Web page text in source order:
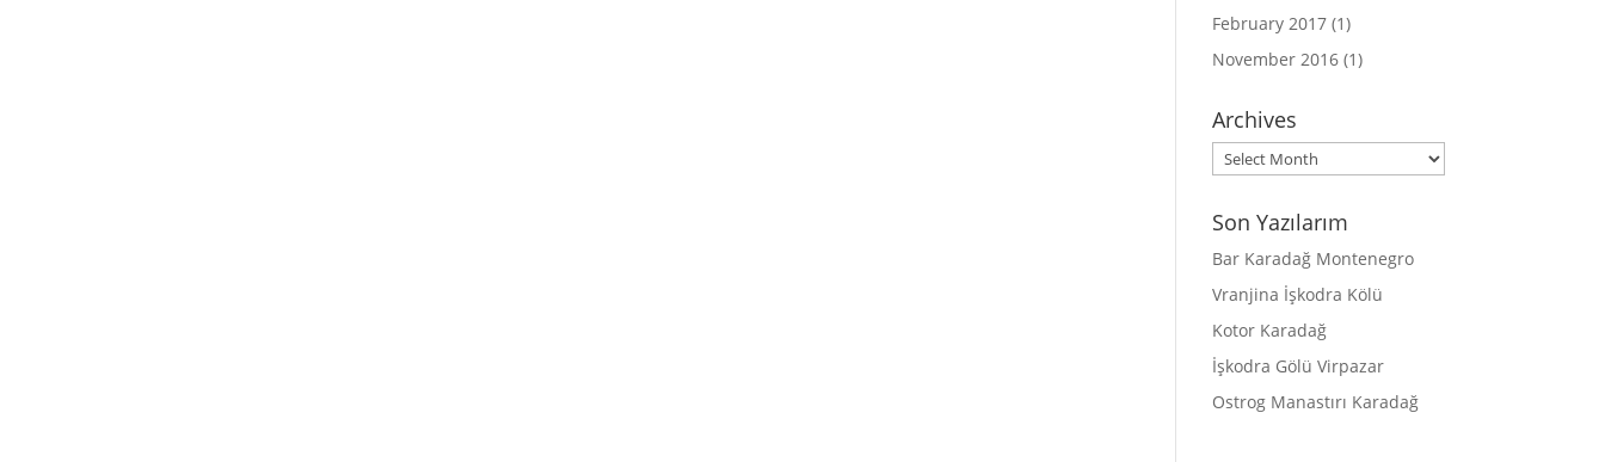
February 2017 (1)
November 2016 (1)
Archives
Archives
Son Yazılarım
Bar Karadağ Montenegro
Vranjina İşkodra Kölü
Kotor Karadağ
İşkodra Gölü Virpazar
Ostrog Manastırı Karadağ